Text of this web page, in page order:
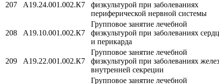
207 A19.24.001.002.К7
физкультурой при заболеваниях
периферической нервной системы
208 A19.10.001.002.К7
Групповое занятие лечебной
физкультурой при заболеваниях
и перикарда
209 A19.22.001.002.К7
Групповое занятие лечебной
физкультурой при заболеваниях желез
внутренней секреции
Групповое занятие лечебной